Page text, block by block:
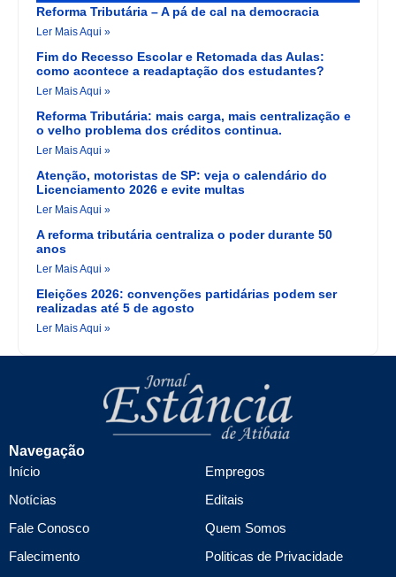
Reforma Tributária – A pá de cal na democracia
Ler Mais Aqui »
Fim do Recesso Escolar e Retomada das Aulas:
como acontece a readaptação dos estudantes?
Ler Mais Aqui »
Reforma Tributária: mais carga, mais centralização e
o velho problema dos créditos continua.
Ler Mais Aqui »
Atenção, motoristas de SP: veja o calendário do
Licenciamento 2026 e evite multas
Ler Mais Aqui »
A reforma tributária centraliza o poder durante 50
anos
Ler Mais Aqui »
Eleições 2026: convenções partidárias podem ser
realizadas até 5 de agosto
Ler Mais Aqui »
Navegação
Início
Notícias
Fale Conosco
Falecimento
Empregos
Editais
Quem Somos
Politicas de Privacidade